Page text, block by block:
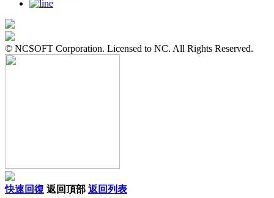
© NCSOFT Corporation. Licensed to NC. All Rights Reserved.
快速回復 返回頂部 返回列表